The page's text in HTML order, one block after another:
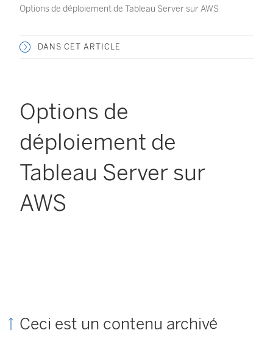
Options de déploiement de Tableau Server sur AWS
DANS CET ARTICLE
Options de
déploiement de
Tableau Server sur
AWS
Ceci est un contenu archivé